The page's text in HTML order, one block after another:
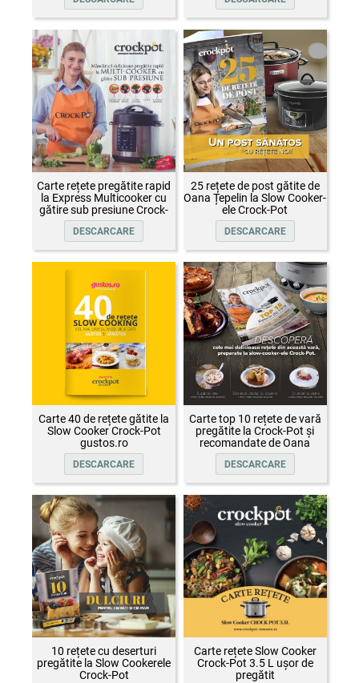
Carte rețete pregătite rapid
la Express Multicooker cu
gătire sub presiune Crock-
Pot
DESCARCARE
25 rețete de post gătite de
Oana Țepelin la Slow Cooker-
ele Crock-Pot
DESCARCARE
Carte 40 de rețete gătite la
Slow Cooker Crock-Pot
gustos.ro
DESCARCARE
Carte top 10 rețete de vară
pregătite la Crock-Pot și
recomandate de Oana
Țepelin
DESCARCARE
10 rețete cu deserturi
pregătite la Slow Cookerele
Crock-Pot
Carte rețete Slow Cooker
Crock-Pot 3.5 L ușor de
pregătit